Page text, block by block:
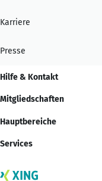
Karriere
Presse
Hilfe & Kontakt
Mitgliedschaften
Hauptbereiche
Services